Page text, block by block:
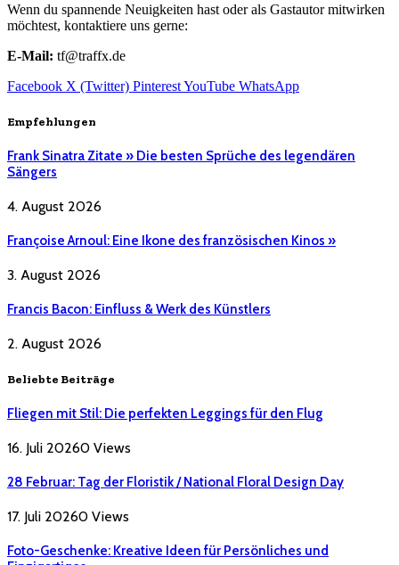
Wenn du spannende Neuigkeiten hast oder als Gastautor mitwirken
möchtest, kontaktiere uns gerne:
E-Mail: tf@traffx.de
Facebook X (Twitter) PinterestYouTube WhatsApp
Empfehlungen
Frank Sinatra Zitate » Die besten Sprüche des legendären
Sängers
4. August 2026
Françoise Arnoul: Eine Ikone des französischen Kinos »
3. August 2026
Francis Bacon: Einfluss & Werk des Künstlers
2. August 2026
Beliebte Beiträge
Fliegen mit Stil: Die perfekten Leggings für den Flug
16. Juli 20260 Views
28 Februar: Tag der Floristik / National Floral Design Day
17. Juli 20260 Views
Foto-Geschenke: Kreative Ideen für Persönliches und